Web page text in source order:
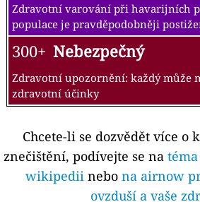
Zdravotní varování při havarijních
populace je pravděpodobněji
300+ Nebezpečný
Zdravotní upozornění: každý může
zdravotní účinky
Chcete-li se dozvědět více o
znečištění, podívejte se na
wikipedii nebo na airnow
ovzduší a vaše